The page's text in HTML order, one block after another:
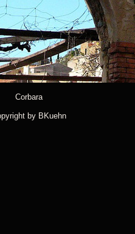
Corbara
by BKuehn